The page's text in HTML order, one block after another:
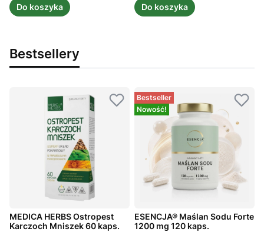
Do koszyka Do koszyka
Bestsellery
MEDICA HERBS Ostropest
Karczoch Mniszek 60 kaps.
Bestseller
Nowość!
ESENCJA® Maślan Sodu Forte
1200 mg 120 kaps.